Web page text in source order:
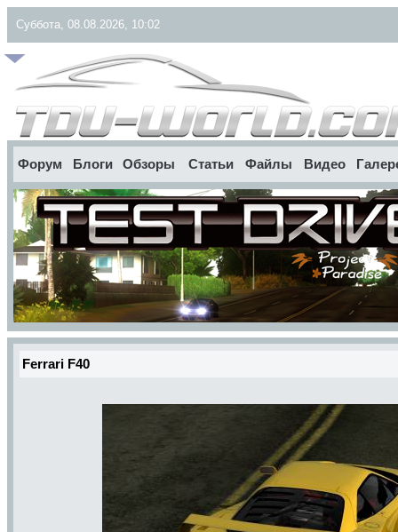
Суббота, 08.08.2026, 10:02
Форум Блоги Обзоры Статьи Файлы Видео
Ferrari F40